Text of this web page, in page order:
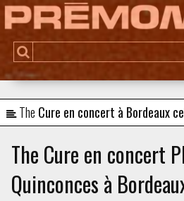
The Cure en concert à Bordeaux
The Cure en concert
Quinconces à